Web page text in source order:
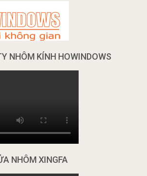
NHÔM KÍNH HOWINDOWS
NHÔM XINGFA